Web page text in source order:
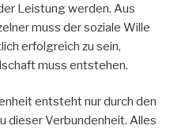
Leistung werden. Aus
muss der soziale Wille
erfolgreich zu sein,
muss entstehen.
entsteht nur durch den
dieser Verbundenheit. Alles